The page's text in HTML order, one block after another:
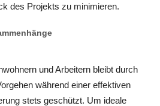
des Projekts zu minimieren.
und Arbeitern bleibt durch
während einer effektiven
stets geschützt. Um ideale